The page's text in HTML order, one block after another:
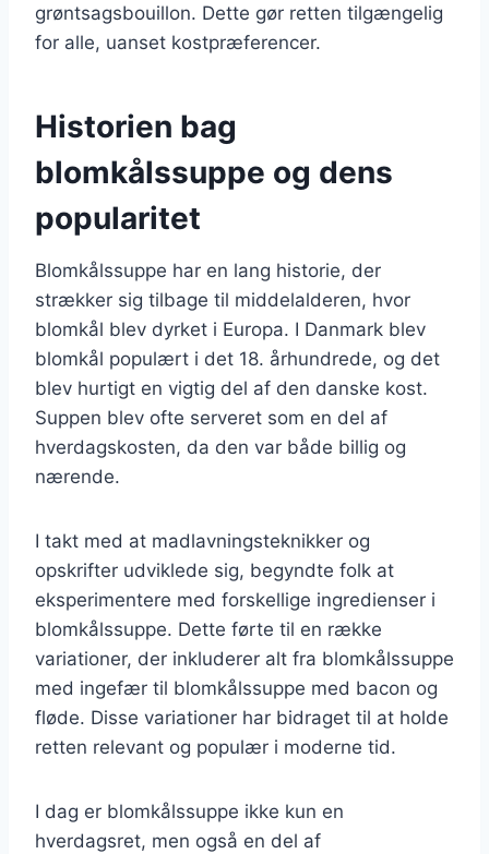
grøntsagsbouillon. Dette gør retten tilgængelig
for alle, uanset kostpræferencer.
Historien bag
blomkålssuppe og dens
popularitet
Blomkålssuppe har en lang historie, der
strækker sig tilbage til middelalderen, hvor
blomkål blev dyrket i Europa. I Danmark blev
blomkål populært i det 18. århundrede, og det
blev hurtigt en vigtig del af den danske kost.
Suppen blev ofte serveret som en del af
hverdagskosten, da den var både billig og
nærende.
I takt med at madlavningsteknikker og
opskrifter udviklede sig, begyndte folk at
eksperimentere med forskellige ingredienser i
blomkålssuppe. Dette førte til en række
variationer, der inkluderer alt fra blomkålssuppe
med ingefær til blomkålssuppe med bacon og
fløde. Disse variationer har bidraget til at holde
retten relevant og populær i moderne tid.
I dag er blomkålssuppe ikke kun en
hverdagsret, men også en del af